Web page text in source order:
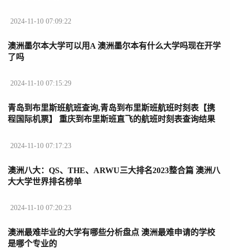
2024-11-10 07:09:22
澳洲墨尔本大学可以用A 澳洲墨尔本有什么大学吗现在开学
了吗
2024-11-10 07:15:29
青岛到布里斯班航班查询,青岛到布里斯班航班时刻表【携
程国际机票】 重庆到布里斯班直飞的航班时刻表查询结果
2024-11-10 07:17:23
澳洲八大：QS、THE、ARWU三大排名2023整合篇 澳洲八
大大学世界排名榜单
2024-11-10 07:20:23
澳洲最难毕业的大学有哪些分析盘点 澳洲最难申请的学校
是哪个专业的